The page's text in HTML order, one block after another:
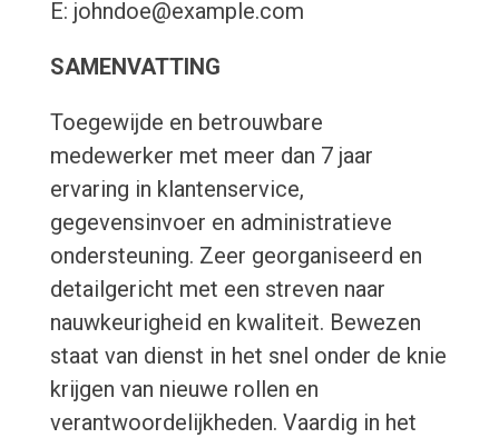
E: johndoe@example.com
SAMENVATTING
Toegewijde en betrouwbare
medewerker met meer dan 7 jaar
ervaring in klantenservice,
gegevensinvoer en administratieve
ondersteuning. Zeer georganiseerd en
detailgericht met een streven naar
nauwkeurigheid en kwaliteit. Bewezen
staat van dienst in het snel onder de knie
krijgen van nieuwe rollen en
verantwoordelijkheden. Vaardig in het